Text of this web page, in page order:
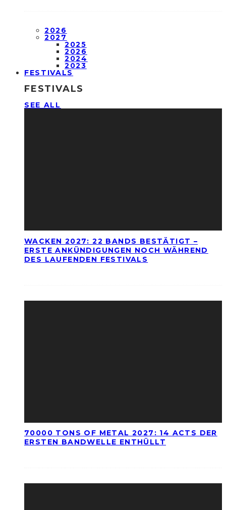
2026
2027
2025
2026
2024
2023
FESTIVALS
FESTIVALS
SEE ALL
WACKEN 2027: 22 BANDS BESTÄTIGT –
ERSTE ANKÜNDIGUNGEN NOCH WÄHREND
DES LAUFENDEN FESTIVALS
70000 TONS OF METAL 2027: 14 ACTS DER
ERSTEN BANDWELLE ENTHÜLLT